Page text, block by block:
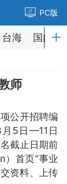
PC版
台海 国内
师
公开招聘编
5日—11日
截止日期前
首页“事业
资料、上传